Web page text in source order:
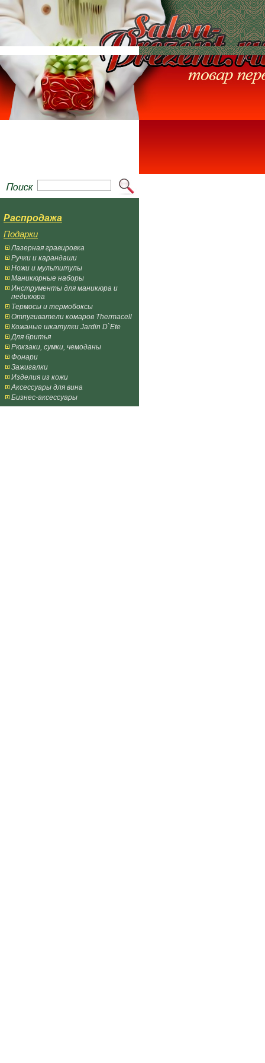
Распродажа
Подарки
Лазерная гравировка
Ручки и карандаши
Ножи и мультитулы
Маникюрные наборы
Инструменты для маникюра и
педикюра
Термосы и термобоксы
Отпугиватели комаров Thermacell
Кожаные шкатулки Jardin D`Ete
Для бритья
Рюкзаки, сумки, чемоданы
Фонари
Зажигалки
Изделия из кожи
Аксессуары для вина
Бизнес-аксессуары